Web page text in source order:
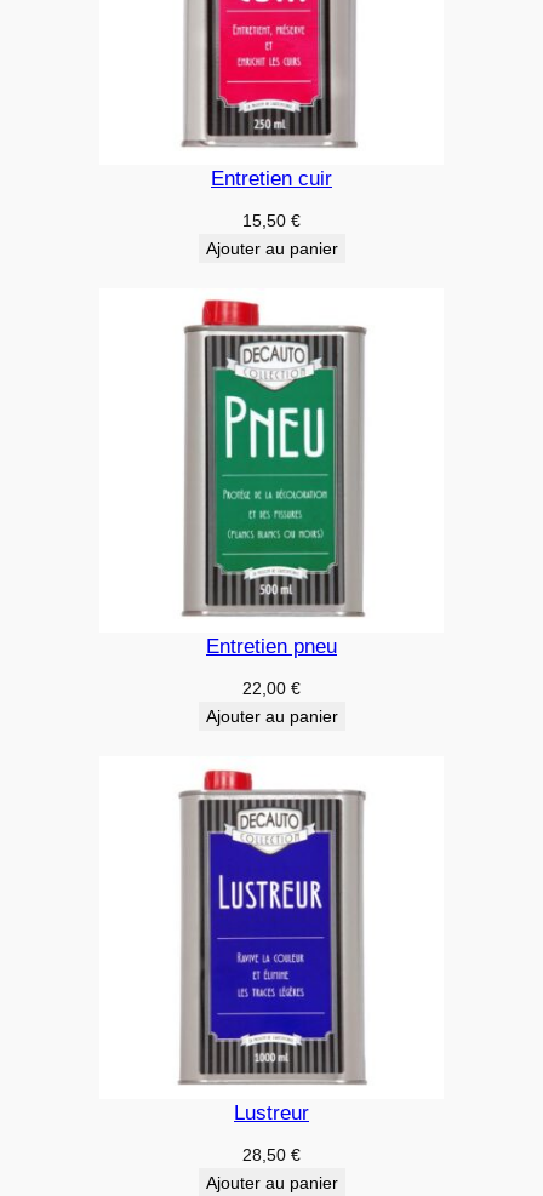
Entretien cuir
15,50 €
Ajouter au panier
Entretien pneu
22,00 €
Ajouter au panier
Lustreur
28,50 €
Ajouter au panier